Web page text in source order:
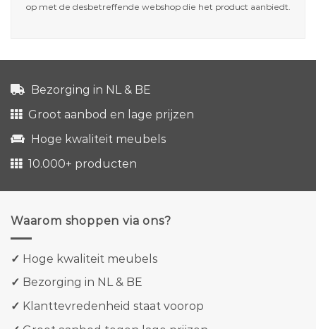
op met de desbetreffende webshop die het product aanbiedt.
Bezorging in NL & BE
Groot aanbod en lage prijzen
Hoge kwaliteit meubels
10.000+ producten
Waarom shoppen via ons?
✓ Hoge kwaliteit meubels
✓ Bezorging in NL & BE
✓ Klanttevredenheid staat voorop